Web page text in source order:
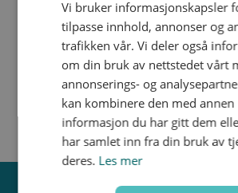
Tilbakeslagsventil union utv.
Produktdatablad
12.0
60
18x1.5
24.0
30
48.5/8.8
Vi bruker informasjonskapsler
tilpasse innhold, annonser og
trafikken vår. Vi deler også
om din bruk av nettstedet vårt
annonserings- og
kan kombinere den med annen
informasjon du har gitt dem
har samlet inn fra din bruk av
deres. Les mer